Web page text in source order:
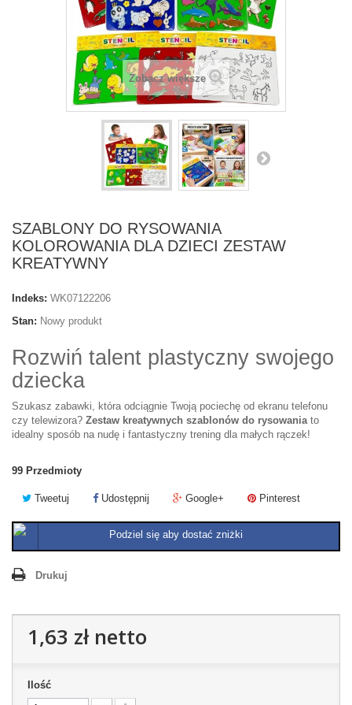
Zobacz większe
SZABLONY DO RYSOWANIA
KOLOROWANIA DLA DZIECI ZESTAW
KREATYWNY
Indeks: WK07122206
Stan: Nowy produkt
Rozwiń talent plastyczny swojego
dziecka
Szukasz zabawki, która odciągnie Twoją pociechę od ekranu telefonu
czy telewizora? Zestaw kreatywnych szablonów do rysowaniato
idealny sposób na nudę i fantastyczny trening dla małych rączek!
99 Przedmioty
Tweetuj Udostępnij Google+ Pinterest
Podziel się aby dostać zniżki
Drukuj
1,63 złnetto
Ilość